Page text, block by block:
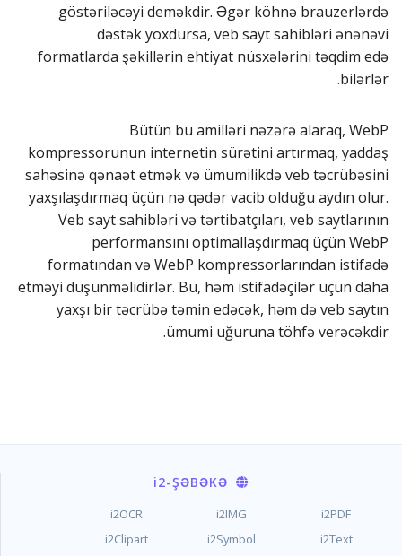
göstəriləcəyi deməkdir. Əgər köhnə brauzerlərdə
dəstək yoxdursa, veb sayt sahibləri ənənəvi
formatlarda şəkillərin ehtiyat nüsxələrini təqdim edə
bilərlər.
Bütün bu amilləri nəzərə alaraq, WebP
kompressorunun internetin sürətini artırmaq, yaddaş
sahəsinə qənaət etmək və ümumilikdə veb təcrübəsini
yaxşılaşdırmaq üçün nə qədər vacib olduğu aydın olur.
Veb sayt sahibləri və tərtibatçıları, veb saytlarının
performansını optimallaşdırmaq üçün WebP
formatından və WebP kompressorlarından istifadə
etməyi düşünməlidirlər. Bu, həm istifadəçilər üçün daha
yaxşı bir təcrübə təmin edəcək, həm də veb saytın
ümumi uğuruna töhfə verəcəkdir.
i2-ŞƏBƏKƏ
i2PDF
i2IMG
i2OCR
i2Text
i2Symbol
i2Clipart